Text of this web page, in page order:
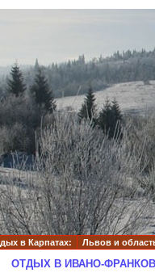
в Карпатах: Львов и
ОТДЫХ В ИВАНО-